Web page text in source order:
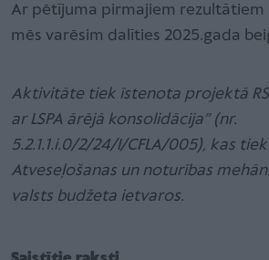
Ar pētījuma pirmajiem rezultātiem
mēs varēsim dalīties 2025.gada
Aktivitāte tiek īstenota projektā
ar LSPA ārējā konsolidācija” (nr.
5.2.1.1.i.0/2/24/I/CFLA/005), kas
Atveseļošanas un noturības
valsts budžeta ietvaros.